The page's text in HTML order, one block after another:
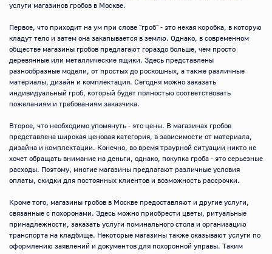
услуги магазинов гробов в Москве.
Первое, что приходит на ум при слове "гроб" - это некая коробка, в которую
кладут тело и затем она закапывается в землю. Однако, в современном
обществе магазины гробов предлагают гораздо больше, чем просто
деревянные или металлические ящики. Здесь представлены
разнообразные модели, от простых до роскошных, а также различные
материалы, дизайн и комплектация. Сегодня можно заказать
индивидуальный гроб, который будет полностью соответствовать
пожеланиям и требованиям заказчика.
Второе, что необходимо упомянуть - это цены. В магазинах гробов
представлена широкая ценовая категория, в зависимости от материала,
дизайна и комплектации. Конечно, во время траурной ситуации никто не
хочет обращать внимание на деньги, однако, покупка гроба - это серьезные
расходы. Поэтому, многие магазины предлагают различные условия
оплаты, скидки для постоянных клиентов и возможность рассрочки.
Кроме того, магазины гробов в Москве предоставляют и другие услуги,
связанные с похоронами. Здесь можно приобрести цветы, ритуальные
принадлежности, заказать услуги поминального стола и организацию
транспорта на кладбище. Некоторые магазины также оказывают услуги по
оформлению заявлений и документов для похоронной управы. Таким